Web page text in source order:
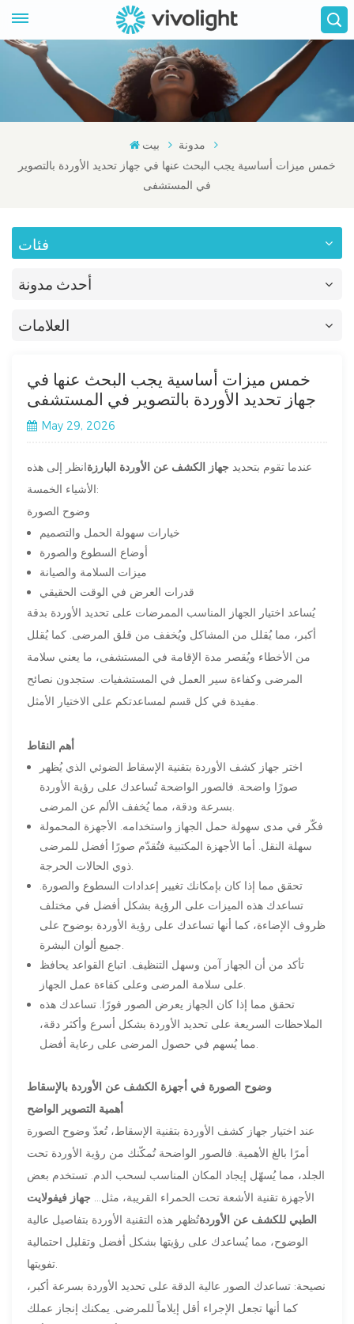
بيت
مدونة
خمس ميزات أساسية يجب البحث عنها في جهاز تحديد الأوردة بالتصوير
في المستشفى
فئات
أحدث مدونة
العلامات
خمس ميزات أساسية يجب البحث عنها في
جهاز تحديد الأوردة بالتصوير في المستشفى
May 29, 2026
عندما تقوم بتحديد جهاز الكشف عن الأوردة البارزةانظر إلى هذه
الأشياء الخمسة:
وضوح الصورة
خيارات سهولة الحمل والتصميم
أوضاع السطوع والصورة
ميزات السلامة والصيانة
قدرات العرض في الوقت الحقيقي
يُساعد اختيار الجهاز المناسب الممرضات على تحديد الأوردة بدقة
أكبر، مما يُقلل من المشاكل ويُخفف من قلق المرضى. كما يُقلل
من الأخطاء ويُقصر مدة الإقامة في المستشفى، ما يعني سلامة
المرضى وكفاءة سير العمل في المستشفيات. ستجدون نصائح
أهم النقاط
اختر جهاز كشف الأوردة بتقنية الإسقاط الضوئي الذي يُظهر
صورًا واضحة. فالصور الواضحة تُساعدك على رؤية الأوردة
فكّر في مدى سهولة حمل الجهاز واستخدامه. الأجهزة المحمولة
سهلة النقل. أما الأجهزة المكتبية فتُقدّم صورًا أفضل للمرضى
تحقق مما إذا كان بإمكانك تغيير إعدادات السطوع والصورة.
تساعدك هذه الميزات على الرؤية بشكل أفضل في مختلف
ظروف الإضاءة، كما أنها تساعدك على رؤية الأوردة بوضوح على
تأكد من أن الجهاز آمن وسهل التنظيف. اتباع القواعد يحافظ
تحقق مما إذا كان الجهاز يعرض الصور فورًا. تساعدك هذه
الملاحظات السريعة على تحديد الأوردة بشكل أسرع وأكثر دقة،
وضوح الصورة في أجهزة الكشف عن الأوردة بالإسقاط
أهمية التصوير الواضح
عند اختيار جهاز كشف الأوردة بتقنية الإسقاط، تُعدّ وضوح الصورة
أمرًا بالغ الأهمية. فالصور الواضحة تُمكّنك من رؤية الأوردة تحت
الجلد، مما يُسهّل إيجاد المكان المناسب لسحب الدم. تستخدم بعض
الأجهزة تقنية الأشعة تحت الحمراء القريبة، مثل... جهاز فيفولايت
الطبي للكشف عن الأوردةتُظهر هذه التقنية الأوردة بتفاصيل عالية
الوضوح، مما يُساعدك على رؤيتها بشكل أفضل وتقليل احتمالية
نصيحة: تساعدك الصور عالية الدقة على تحديد الأوردة بسرعة أكبر،
كما أنها تجعل الإجراء أقل إيلاماً للمرضى. يمكنك إنجاز عملك